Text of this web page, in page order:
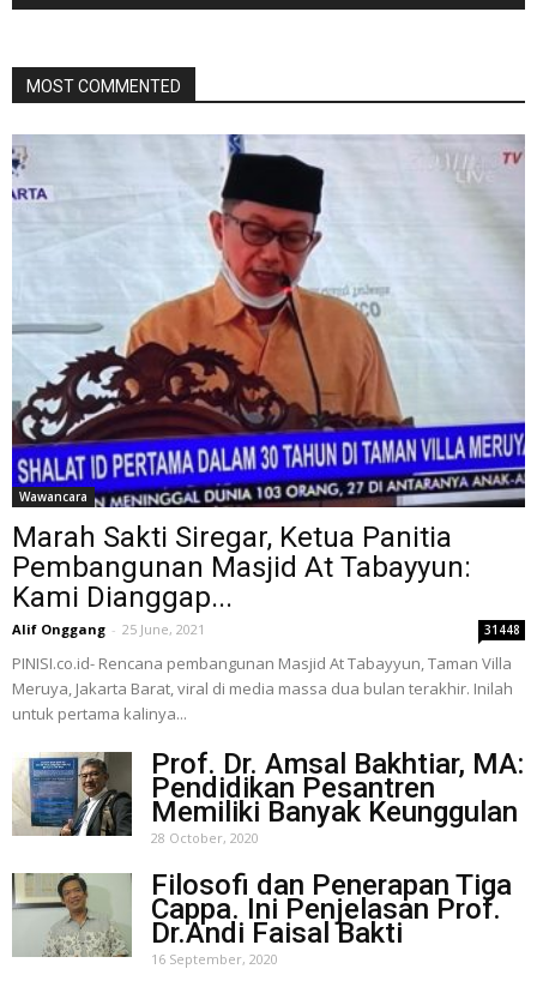
MOST COMMENTED
Wawancara
Marah Sakti Siregar, Ketua Panitia
Pembangunan Masjid At Tabayyun:
Kami Dianggap...
Alif Onggang - 25 June, 2021 31448
PINISI.co.id- Rencana pembangunan Masjid At Tabayyun, Taman Villa
Meruya, Jakarta Barat, viral di media massa dua bulan terakhir. Inilah
untuk pertama kalinya...
Prof. Dr. Amsal Bakhtiar, MA:
Pendidikan Pesantren
Memiliki Banyak Keunggulan
28 October, 2020
Filosofi dan Penerapan Tiga
Cappa. Ini Penjelasan Prof.
Dr.Andi Faisal Bakti
16 September, 2020